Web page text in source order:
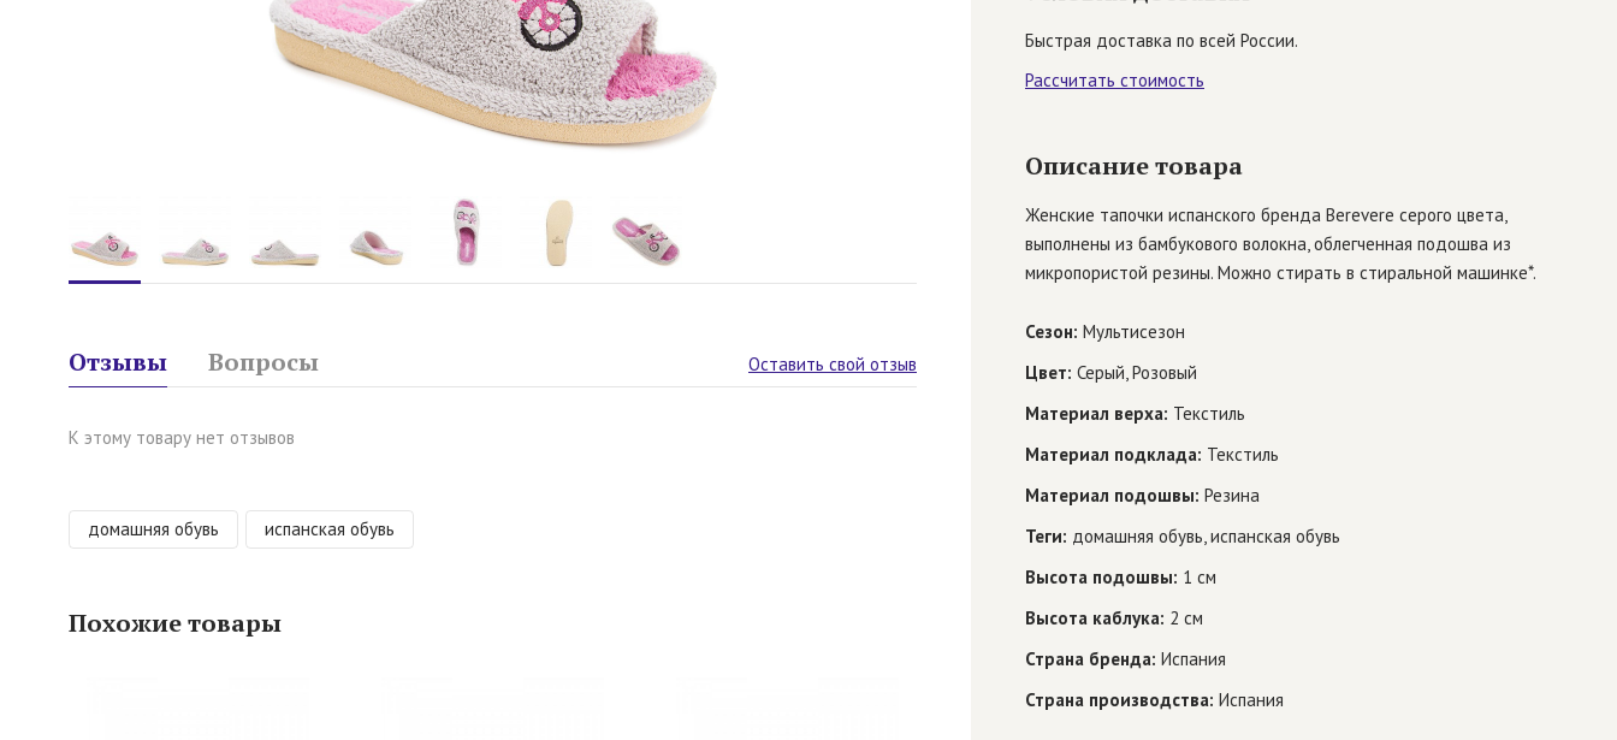
Отзывы Вопросы Оставить свой отзыв
К этому товару нет отзывов
домашняя обувь испанская обувь
Похожие товары
Быстрая доставка по всей России.
Рассчитать стоимость
Описание товара
Женские тапочки испанского бренда Berevere серого цвета,
выполнены из бамбукового волокна, облегченная подошва из
микропористой резины. Можно стирать в стиральной машинке*.
Сезон: Мультисезон
Цвет: Серый, Розовый
Материал верха: Текстиль
Материал подклада: Текстиль
Материал подошвы: Резина
Теги: домашняя обувь, испанская обувь
Высота подошвы: 1 см
Высота каблука: 2 см
Страна бренда: Испания
Страна производства: Испания